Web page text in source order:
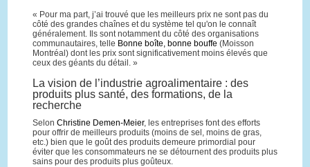
« Pour ma part, j’ai trouvé que les meilleurs prix ne sont pas du
côté des grandes chaînes et du système tel qu'on le connaît
généralement. Ils sont notamment du côté des organisations
communautaires, telle Bonne boîte, bonne bouffe (Moisson
Montréal) dont les prix sont significativement moins élevés que
ceux des géants du détail. »
La vision de l’industrie agroalimentaire : des
produits plus santé, des formations, de la
recherche
Selon Christine Demen-Meier, les entreprises font des efforts
pour offrir de meilleurs produits (moins de sel, moins de gras,
etc.) bien que le goût des produits demeure primordial pour
éviter que les consommateurs ne se détournent des produits plus
sains pour des produits plus goûteux.